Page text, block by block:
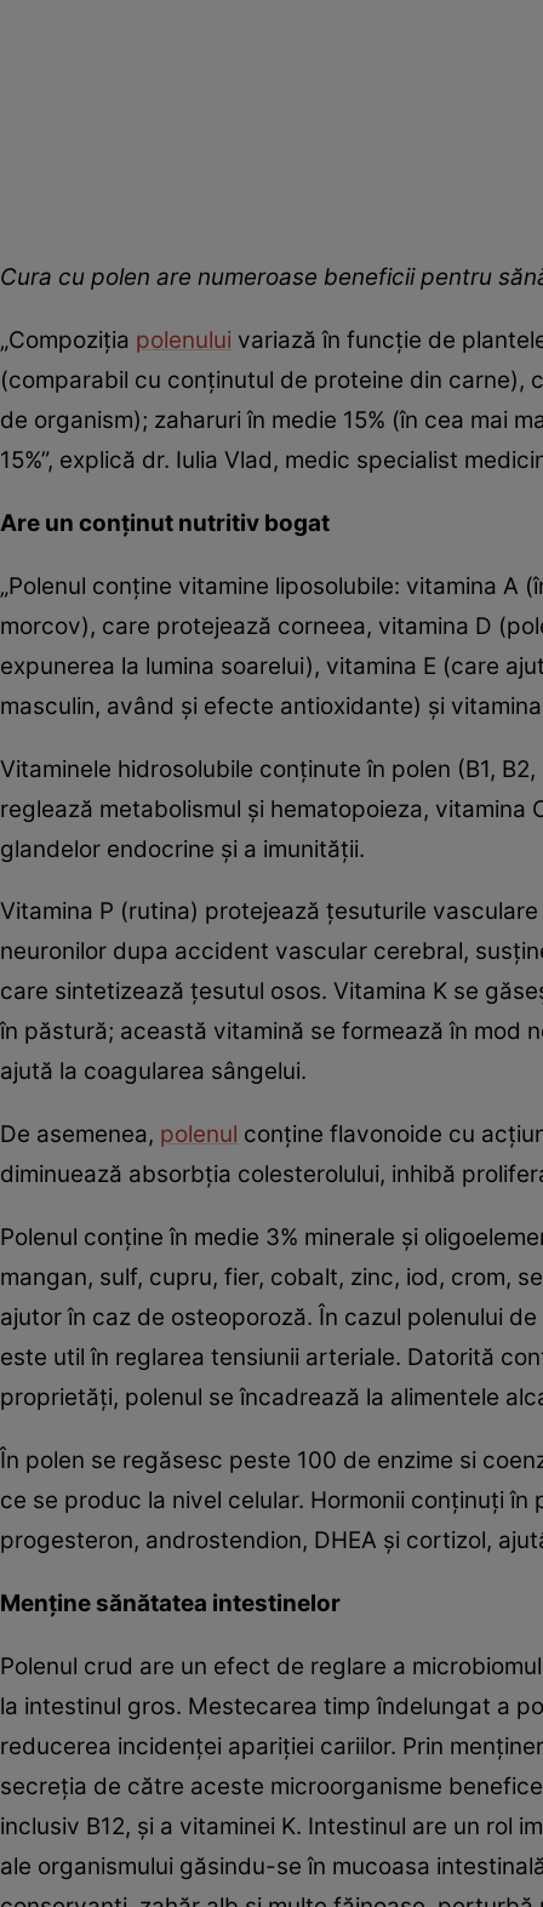
Cura cu polen are numeroase beneficii pentru
„Compoziția polenului variază în funcție de
(comparabil cu conținutul de proteine din carne),
de organism); zaharuri în medie 15% (în cea mai
15%”, explică dr. Iulia Vlad, medic specialist
Are un conţinut nutritiv bogat
„Polenul conține vitamine liposolubile: vitamina
morcov), care protejează corneea, vitamina D
expunerea la lumina soarelui), vitamina E (care
masculin, având și efecte antioxidante) și
Vitaminele hidrosolubile conținute în polen (B1,
reglează metabolismul și hematopoieza,
glandelor endocrine și a imunității.
Vitamina P (rutina) protejează țesuturile
neuronilor dupa accident vascular cerebral,
care sintetizează țesutul osos. Vitamina K se
în păstură; această vitamină se formează în mod
ajută la coagularea sângelui.
De asemenea, polenul conține flavonoide cu
diminuează absorbția colesterolului, inhibă
Polenul conține în medie 3% minerale și
mangan, sulf, cupru, fier, cobalt, zinc, iod, crom,
ajutor în caz de osteoporoză. În cazul polenului
este util în reglarea tensiunii arteriale. Datorită
proprietăți, polenul se încadrează la alimentele
În polen se regăsesc peste 100 de enzime si
ce se produc la nivel celular. Hormonii conținuți
progesteron, androstendion, DHEA și cortizol,
Menţine sănătatea intestinelor
Polenul crud are un efect de reglare a
la intestinul gros. Mestecarea timp îndelungat a
reducerea incidenței apariției cariilor. Prin
secreția de către aceste microorganisme
inclusiv B12, și a vitaminei K. Intestinul are un rol
ale organismului găsindu-se în mucoasa